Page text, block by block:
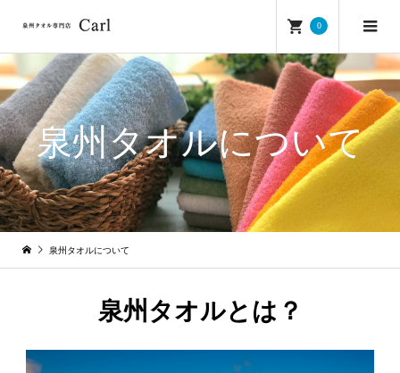
0
泉州タオルについて
泉州タオルについて
泉州タオルとは？